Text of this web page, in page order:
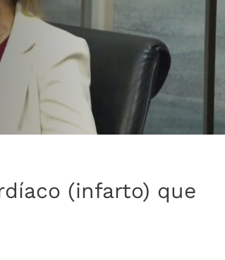
(infarto) que